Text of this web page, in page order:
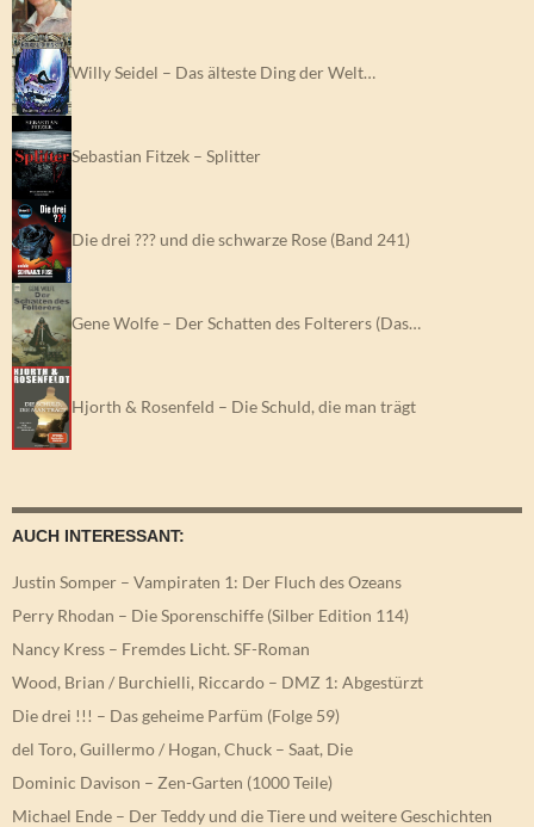
Willy Seidel – Das älteste Ding der Welt…
Sebastian Fitzek – Splitter
Die drei ??? und die schwarze Rose (Band 241)
Gene Wolfe – Der Schatten des Folterers (Das…
Hjorth & Rosenfeld – Die Schuld, die man trägt
AUCH INTERESSANT:
Justin Somper – Vampiraten 1: Der Fluch des Ozeans
Perry Rhodan – Die Sporenschiffe (Silber Edition 114)
Nancy Kress – Fremdes Licht. SF-Roman
Wood, Brian / Burchielli, Riccardo – DMZ 1: Abgestürzt
Die drei !!! – Das geheime Parfüm (Folge 59)
del Toro, Guillermo / Hogan, Chuck – Saat, Die
Dominic Davison – Zen-Garten (1000 Teile)
Michael Ende – Der Teddy und die Tiere und weitere Geschichten